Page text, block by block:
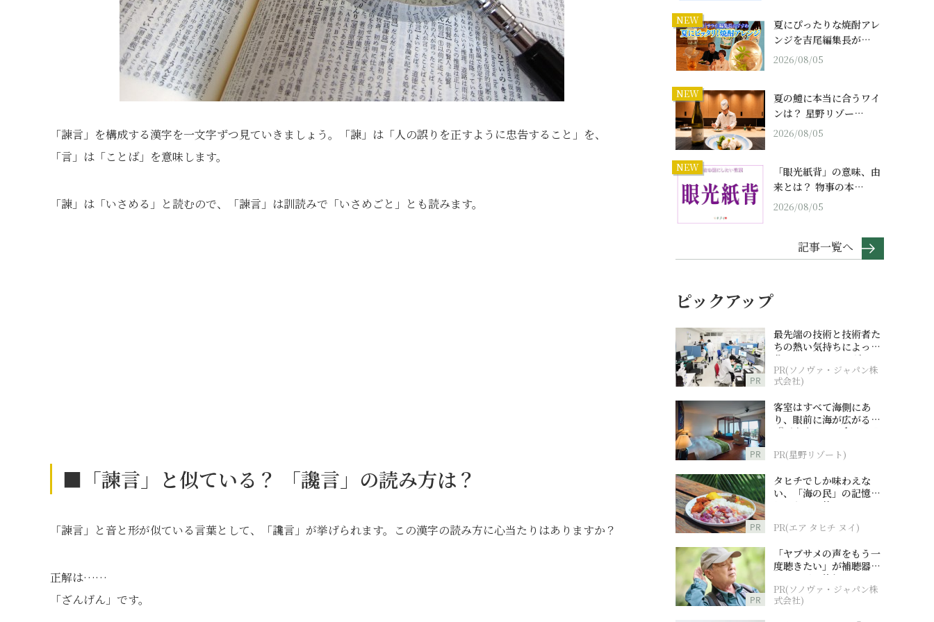
「諫言」を構成する漢字を一文字ずつ見ていきましょう。「諫」は「人の誤りを正すように忠告すること」を、
「言」は「ことば」を意味します。
「諫」は「いさめる」と読むので、「諫言」は訓読みで「いさめごと」とも読みます。
■「諫言」と似ている？ 「讒言」の読み方は？
「諫言」と音と形が似ている言葉として、「讒言」が挙げられます。この漢字の読み方に心当たりはありますか？
正解は……
「ざんげん」です。
NEW
夏にぴったりな焼酎アレ
ンジを吉尾編集長が…
2026/08/05
NEW
夏の鱧に本当に合うワイ
ンは？ 星野リゾー…
2026/08/05
NEW
「眼光紙背」の意味、由
来とは？ 物事の本…
2026/08/05
記事一覧へ
ピックアップ
PR
最先端の技術と技術者た
ちの熱い気持ちによって
作られているオーダーメ
イド補聴器
PR(ソノヴァ・ジャパン株
式会社)
PR
客室はすべて海側にあ
り、眼前に海が広がる
『西表島ホテル by 星野
PR(星野リゾート)
PR
タヒチでしか味わえな
い、「海の民」の記憶へ
とつながる旅
PR(エア タヒチ ヌイ)
PR
「ヤブサメの声をもう一
度聴きたい」が補聴器チ
ャレンジの後押しに
PR(ソノヴァ・ジャパン株
式会社)